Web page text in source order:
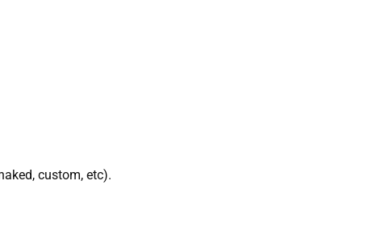
custom, etc).